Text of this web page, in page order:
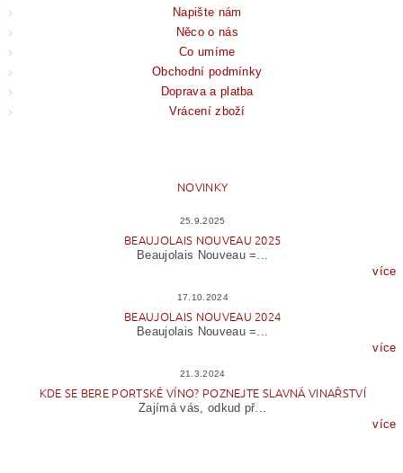
Napište nám
Něco o nás
Co umíme
Obchodní podmínky
Doprava a platba
Vrácení zboží
NOVINKY
25.9.2025
BEAUJOLAIS NOUVEAU 2025
Beaujolais Nouveau =...
více
17.10.2024
BEAUJOLAIS NOUVEAU 2024
Beaujolais Nouveau =...
více
21.3.2024
KDE SE BERE PORTSKÉ VÍNO? POZNEJTE SLAVNÁ VINAŘSTVÍ
Zajímá vás, odkud př...
více